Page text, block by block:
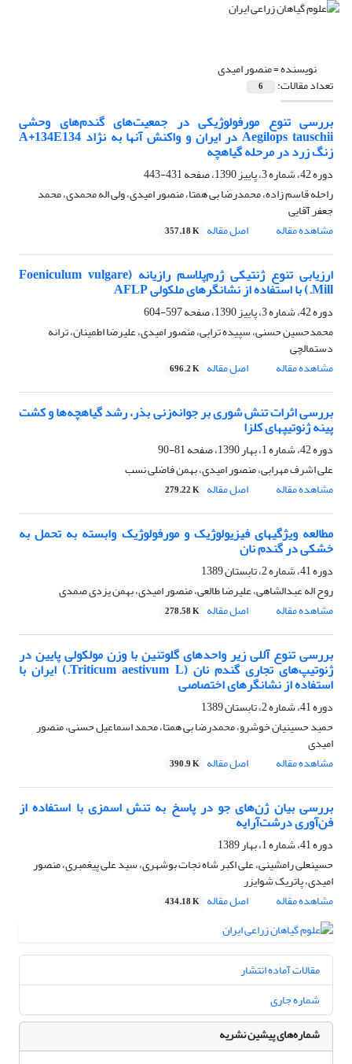
نویسنده =منصور امیدی
تعداد مقالات: 6
بررسی تنوع مورفولوژیکی در جمعیت‌های گندم‌های وحشی
Aegilops tauschii در ایران و واکنش آنها به نژاد A+134E134
زنگ زرد در مرحله گیاهچه
دوره 42، شماره 3، پاییز 1390، صفحه
431-443
راحله قاسم زاده، محمدرضا بی همتا، منصور امیدی، ولی اله محمدی، محمد
جعفر آقایی
مشاهده مقاله
اصل مقاله 357.18 K
ارزیابی تنوع ژنتیکی ژرم‌پلاسم رازیانه (Foeniculum vulgare
Mill.) با استفاده از نشانگرهای ملکولی AFLP
دوره 42، شماره 3، پاییز 1390، صفحه
597-604
محمدحسین حسنی، سپیده ترابی، منصور امیدی، علیرضا اطمینان، ترانه
دستمالچی
مشاهده مقاله
اصل مقاله 696.2 K
بررسی اثرات تنش شوری بر جوانه‌زنی بذر، رشد گیاهچه‌ها و کشت
پینه ژنوتیپ‎های کلزا
دوره 42، شماره 1، بهار 1390، صفحه
81-90
علی اشرف مهرابی، منصور امیدی، بهمن فاضلی نسب
مشاهده مقاله
اصل مقاله 279.22 K
مطالعه ویژگی‎های فیزیولوژیک و مورفولوژیک وابسته به تحمل به
خشکی در گندم نان
دوره 41، شماره 2، تابستان 1389
روح اله عبدالشاهی، علیرضا طالعی، منصور امیدی، بهمن یزدی صمدی
مشاهده مقاله
اصل مقاله 278.58 K
بررسی تنوع آللی زیر واحدهای گلوتنین با وزن مولکولی پایین در
ژنوتیپ‌های تجاری گندم‌ نان (Triticum aestivum L.) ایران با
استفاده از نشانگرهای اختصاصی
دوره 41، شماره 2، تابستان 1389
حمید حسینیان خوشرو، محمدرضا بی همتا، محمد اسماعیل حسنی، منصور
امیدی
مشاهده مقاله
اصل مقاله 390.9 K
بررسی بیان ژن‌های جو در پاسخ به تنش اسمزی با استفاده از
فن‌آوری درشت‌آرایه
دوره 41، شماره 1، بهار 1389
حسینعلی رامشینی، علی اکبر شاه نجات بوشهری، سید علی پیغمبری، منصور
امیدی، پاتریک شوایزر
مشاهده مقاله
اصل مقاله 434.18 K
مقالات آماده انتشار
شماره جاری
شماره‌های پیشین نشریه